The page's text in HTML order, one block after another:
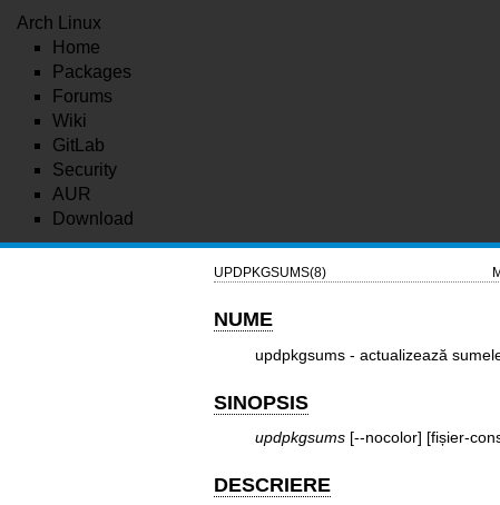
Arch Linux
Home
Packages
Forums
Wiki
GitLab
Security
AUR
Download
UPDPKGSUMS(8)
NUME
updpkgsums - actualizează
SINOPSIS
updpkgsums[--nocolor] [fișier-
DESCRIERE